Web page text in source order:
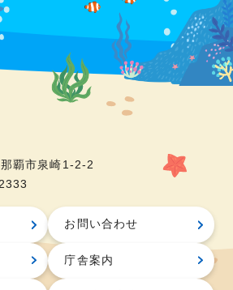
覇市泉崎1-2-2
お問い合わせ
庁舎案内